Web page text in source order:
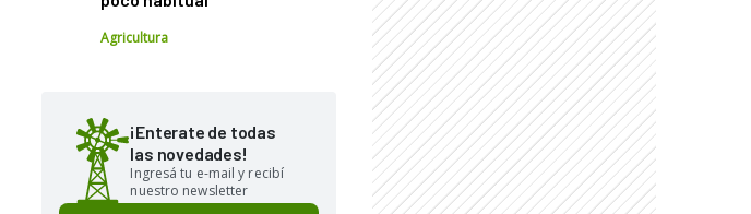
Agricultura
¡Enterate de todas
las novedades!
Ingresá tu e-mail y recibí
nuestro newsletter